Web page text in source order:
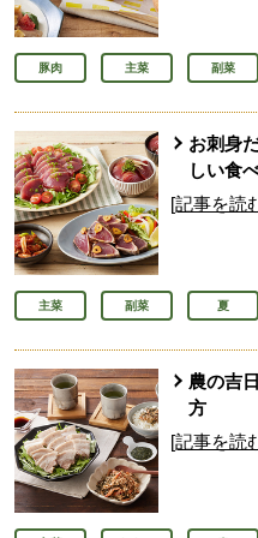
豚肉 主菜 副菜
お刺身
しい食
[記事を読
主菜 副菜 夏
農の吉
方
[記事を読